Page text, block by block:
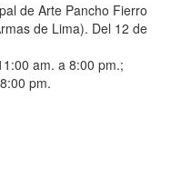
de Arte Pancho Fierro
de Lima). Del 12 de
am. a 8:00 pm.;
pm.